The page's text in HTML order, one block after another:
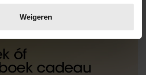
voorkeuren in het
om content en advertenties te
Weigeren